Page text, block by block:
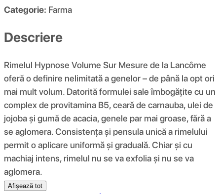
Categorie: Farma
Descriere
Rimelul Hypnose Volume Sur Mesure de la Lancôme
oferă o definire nelimitată a genelor – de până la opt ori
mai mult volum. Datorită formulei sale îmbogățite cu un
complex de provitamina B5, ceară de carnauba, ulei de
jojoba și gumă de acacia, genele par mai groase, fără a
se aglomera. Consistența și pensula unică a rimelului
permit o aplicare uniformă și graduală. Chiar și cu
machiaj intens, rimelul nu se va exfolia și nu se va
aglomera.
Afișează tot